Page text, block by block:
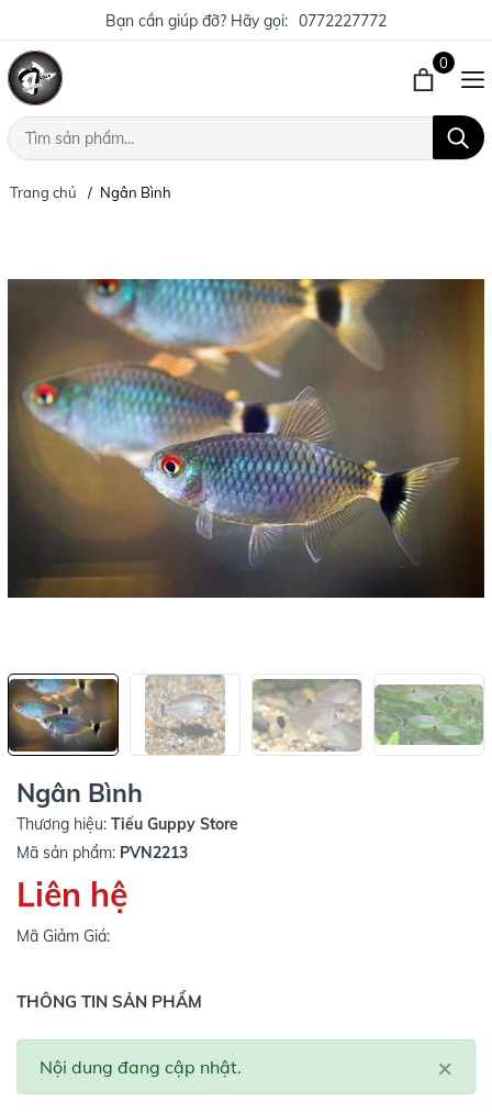
Bạn cần giúp đỡ? Hãy gọi: 0772227772
0
Trang chủ Ngân Bình
Ngân Bình
Thương hiệu: Tiếu Guppy Store
Mã sản phẩm: PVN2213
Liên hệ
Mã Giảm Giá:
THÔNG TIN SẢN PHẨM
×
Nội dung đang cập nhật.